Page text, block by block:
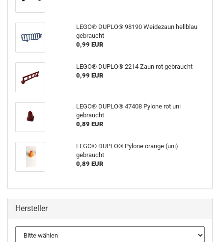
LEGO® DUPLO® 98190 Weidezaun hellblau
gebraucht
0,99 EUR
LEGO® DUPLO® 2214 Zaun rot gebraucht
0,99 EUR
LEGO® DUPLO® 47408 Pylone rot uni
gebraucht
0,89 EUR
LEGO® DUPLO® Pylone orange (uni)
gebraucht
0,89 EUR
Hersteller